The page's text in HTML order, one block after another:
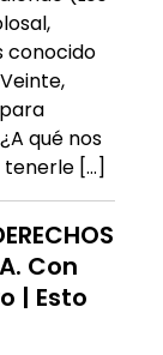
conocido
qué nos
[…]
Con
| Esto